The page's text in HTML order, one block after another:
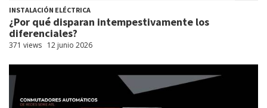
INSTALACIÓN ELÉCTRICA
¿Por qué disparan intempestivamente los
diferenciales?
371 views 12 junio 2026